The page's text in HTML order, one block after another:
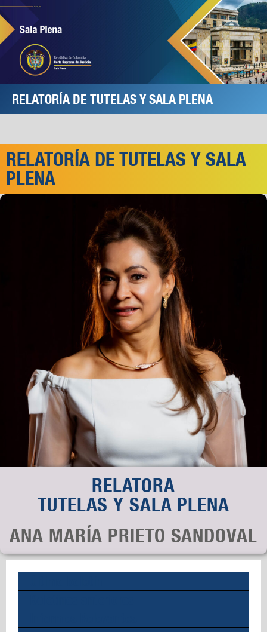
RELATORÍA DE TUTELAS Y SALA PLENA
RELATORÍA DE TUTELAS Y SALA
PLENA
RELATORA
TUTELAS Y SALA PLENA
ANA MARÍA PRIETO SANDOVAL